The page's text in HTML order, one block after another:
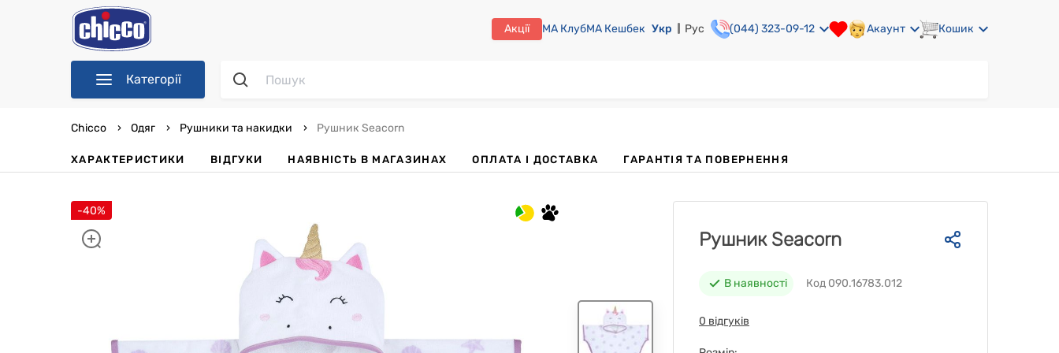
Акції МА КлубМА Кешбек Укр Рус (044) 323-09-12 Акаунт Кошик
Категорії
Chicco Одяг Рушники та накидки Рушник Seacorn
ХАРАКТЕРИСТИКИ ВІДГУКИ НАЯВНІСТЬ В МАГАЗИНАХ OПЛАТА І ДОСТАВКА ГАРАНТІЯ ТА ПОВЕРНЕННЯ
-40%
Рушник Seacorn
В наявності Код 090.16783.012
0 відгуків